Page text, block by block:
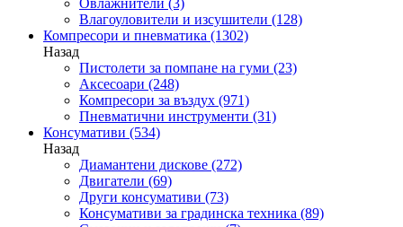
Овлажнители (3)
Влагоуловители и изсушители (128)
Компресори и пневматика (1302)
Назад
Пистолети за помпане на гуми (23)
Аксесоари (248)
Компресори за въздух (971)
Пневматични инструменти (31)
Консумативи (534)
Назад
Диамантени дискове (272)
Двигатели (69)
Други консумативи (73)
Консумативи за градинска техника (89)